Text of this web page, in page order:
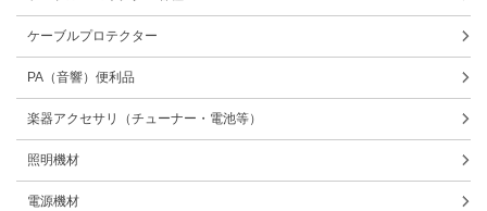
ケーブルプロテクター
PA（音響）便利品
楽器アクセサリ（チューナー・電池等）
照明機材
電源機材